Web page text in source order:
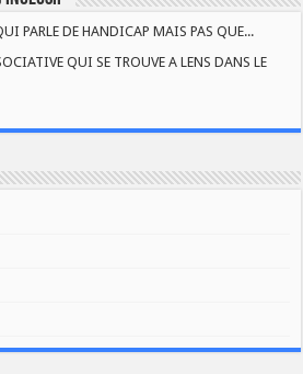
PARLE DE HANDICAP MAIS PAS QUE...
QUI SE TROUVE A LENS DANS LE